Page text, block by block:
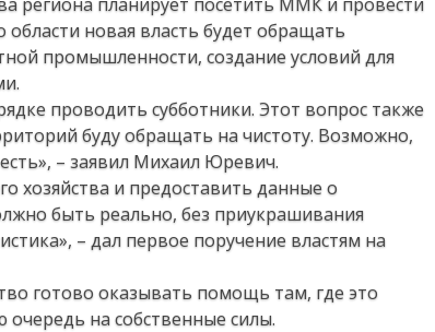
новая власть будет обращать
промышленности, создание условий для
проводить субботники. Этот вопрос также
буду обращать на чистоту. Возможно,
– заявил Михаил Юревич.
хозяйства и предоставить данные о
быть реально, без приукрашивания
– дал первое поручение властям на
готово оказывать помощь там, где это
на собственные силы.